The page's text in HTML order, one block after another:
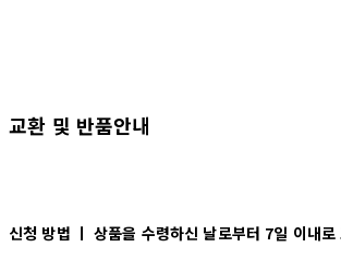
교환 및 반품안내
신청 방법 ㅣ상품을 수령하신 날로부터 7일 이내